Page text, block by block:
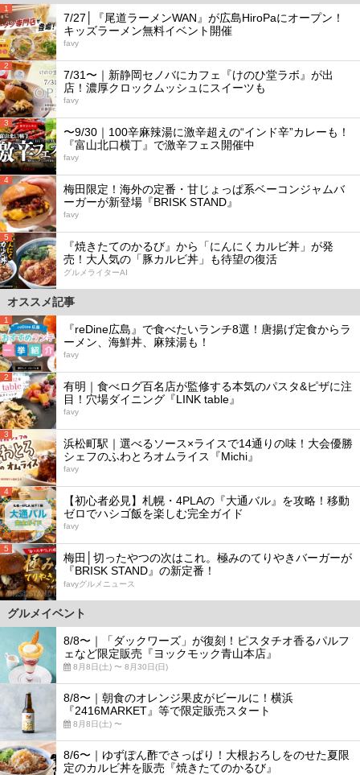
1
7/27│『尾道ラーメンWAN』が広島HiroPaにオープン！
キッズラーメン無料イベント開催
favy
2
7/31〜｜新静岡セノバにカフェ『けのひ堂ラボ』が出
店！濃厚クロックムッシュにスイーツも
favy
3
〜9/30｜100辛麻辣湯に激辛超えの“インド辛”カレーも！
『富山北口横丁』で激辛フェス開催中
favy
4
梅田限定！海外の定番・甘じょっぱ系ベーコンジャムバ
ーガーが新登場『BRISK STAND』
favy
5
『焼きたてのかるび』から「にんにくカルビ丼」が発
売！大人気の「豚カルビ丼」も待望の復活
グルメライターAI
オススメ記事
1
『reDine広島』で食べたいランチ8選！唐揚げ定食からラ
ーメン、海鮮丼、麻辣湯も！
favy
2
有明｜食べログ百名店が監修する本気のパスタ&ピザに注
目！穴場ダイニング『LINK table』
favy
3
浜松町駅｜選べるソース×ライスで14通りの味！大会優勝
シェフのふわとろオムライス『Michi』
favy
4
【初心者必見】札幌・4PLAの『大通バル』を攻略！移動
ゼロでハシゴ飯を楽しむ完全ガイド
favy
5
梅田│切ったやつの次はこれ。極みのてりやきバーガーが
『BRISK STAND』の新定番！
favyグルメニュース
グルメイベント
8/8〜｜「ダックワーズ」が復刻！ピスタチオ香るパルフ
ェなど限定販売『ヨックモック青山本店』
8月8日(土) 〜 8月30日(日)
8/8〜｜朝食のオレンジ果皮がビールに！横浜
『2416MARKET』等で限定販売スタート
8月8日(土) 〜
8/6〜｜ゆずぽん酢でさっぱり！大根おろしをのせた夏限
定のカルビ丼を販売『焼きたてのかるび』